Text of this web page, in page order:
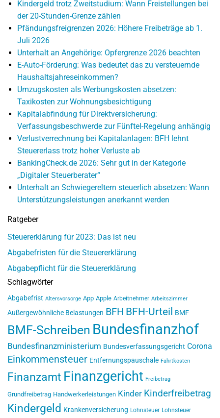
Kindergeld trotz Zweitstudium: Wann Freistellungen bei
der 20-Stunden-Grenze zählen
Pfändungsfreigrenzen 2026: Höhere Freibeträge ab 1.
Juli 2026
Unterhalt an Angehörige: Opfergrenze 2026 beachten
E-Auto-Förderung: Was bedeutet das zu versteuernde
Haushaltsjahreseinkommen?
Umzugskosten als Werbungskosten absetzen:
Taxikosten zur Wohnungsbesichtigung
Kapitalabfindung für Direktversicherung:
Verfassungsbeschwerde zur Fünftel-Regelung anhängig
Verlustverrechnung bei Kapitalanlagen: BFH lehnt
Steuererlass trotz hoher Verluste ab
BankingCheck.de 2026: Sehr gut in der Kategorie
„Digitaler Steuerberater“
Unterhalt an Schwiegereltern steuerlich absetzen: Wann
Unterstützungsleistungen anerkannt werden
Ratgeber
Steuererklärung für 2023: Das ist neu
Abgabefristen für die Steuererklärung
Abgabepflicht für die Steuererklärung
Schlagwörter
Abgabefrist Altersvorsorge App Apple Arbeitnehmer Arbeitszimmer
Außergewöhnliche Belastungen BFH BFH-Urteil BMF
BMF-Schreiben Bundesfinanzhof
Bundesfinanzministerium Bundesverfassungsgericht Corona
Einkommensteuer Entfernungspauschale Fahrtkosten
Finanzamt Finanzgericht Freibetrag
Grundfreibetrag Handwerkerleistungen Kinder Kinderfreibetrag
Kindergeld Krankenversicherung Lohnsteuer Lohnsteuer